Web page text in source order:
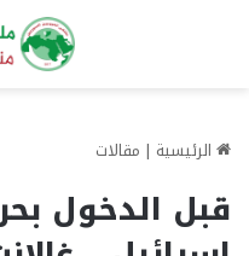
الرئيسية | مقالات
قبل الدخول